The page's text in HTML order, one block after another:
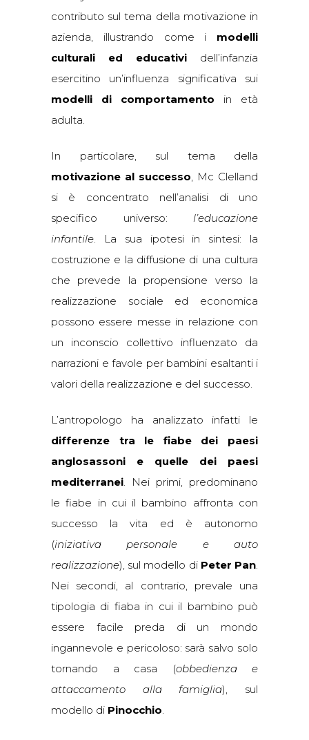
contributo sul tema della motivazione in
azienda, illustrando come i modelli
culturali ed educativi dell’infanzia
esercitino un’influenza significativa sui
modelli di comportamento in età
adulta.
In particolare, sul tema della
motivazione al successo, Mc Clelland
si è concentrato nell’analisi di uno
specifico universo: l’educazione
infantile. La sua ipotesi in sintesi: la
costruzione e la diffusione di una cultura
che prevede la propensione verso la
realizzazione sociale ed economica
possono essere messe in relazione con
un inconscio collettivo influenzato da
narrazioni e favole per bambini esaltanti i
valori della realizzazione e del successo.
L’antropologo ha analizzato infatti le
differenze tra le fiabe dei paesi
anglosassoni e quelle dei paesi
mediterranei. Nei primi, predominano
le fiabe in cui il bambino affronta con
successo la vita ed è autonomo
(iniziativa personale e auto
realizzazione), sul modello di Peter Pan.
Nei secondi, al contrario, prevale una
tipologia di fiaba in cui il bambino può
essere facile preda di un mondo
ingannevole e pericoloso: sarà salvo solo
tornando a casa (obbedienza e
attaccamento alla famiglia), sul
modello di Pinocchio.